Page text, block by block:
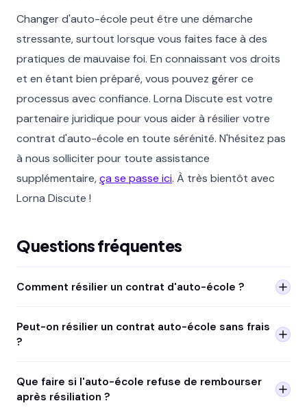
Changer d'auto-école peut être une démarche
stressante, surtout lorsque vous faites face à des
pratiques de mauvaise foi. En connaissant vos droits
et en étant bien préparé, vous pouvez gérer ce
processus avec confiance. Lorna Discute est votre
partenaire juridique pour vous aider à résilier votre
contrat d'auto-école en toute sérénité. N'hésitez pas
à nous solliciter pour toute assistance
supplémentaire,ça se passe ici. À très bientôt avec
Lorna Discute !
Questions fréquentes
Comment résilier un contrat d'auto-école ?
réception à l'auto-école. La résiliation prend effet 15 jours
après réception. Vous avez droit au remboursement des
Peut-on résilier un contrat auto-école sans frais
?
Sans motif légitime, l'auto-école peut appliquer des frais
de résiliation si prévus
Que faire si l'auto-école refuse de rembourser
après résiliation ?